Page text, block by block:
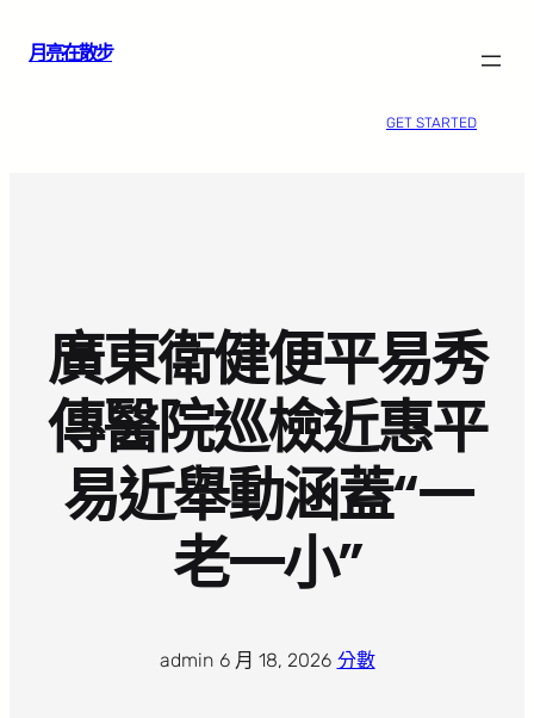
月亮在散步
GET STARTED
廣東衛健便平易秀
傳醫院巡檢近惠平
易近舉動涵蓋“一
老一小”
admin· 6 月 18, 2026· 分數